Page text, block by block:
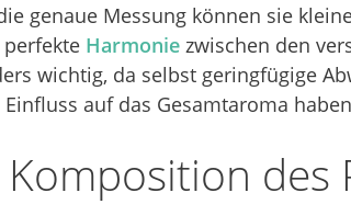
genaue Messung können sie
Harmonie zwischen den
wichtig, da selbst geringfügige
auf das Gesamtaroma
Komposition des